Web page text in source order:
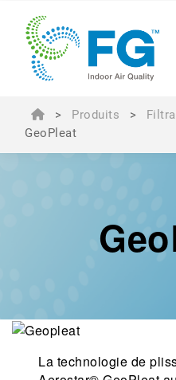
> Produits >
GeoPleat
La technologie de